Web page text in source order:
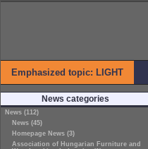
Emphasized topic: LIGHT
News categories
News (112)
News (45)
Homepage News (3)
Association of Hungarian Furniture and